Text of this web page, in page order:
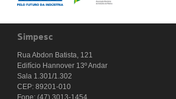
Simpesc
Rua Abdon Batista, 121
Edifício Hannover 13º Andar
Sala 1.301/1.302
CEP: 89201-010